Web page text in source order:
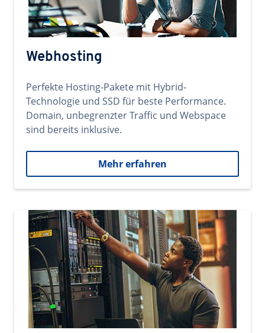
Webhosting
Perfekte Hosting-Pakete mit Hybrid-
Technologie und SSD für beste Performance.
Domain, unbegrenzter Traffic und Webspace
sind bereits inklusive.
Mehr erfahren